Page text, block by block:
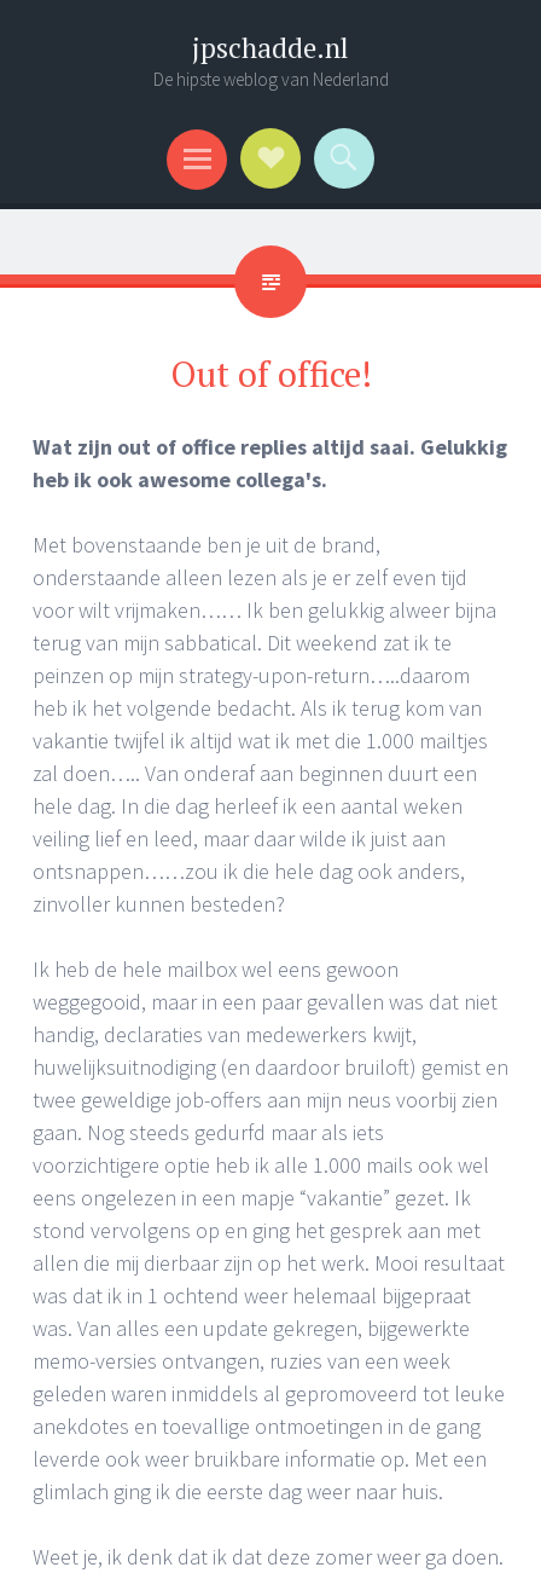
jpschadde.nl
De hipste weblog van Nederland
Menu
Social Links
Search
Out of office!
Wat zijn out of office replies altijd saai. Gelukkig
heb ik ook awesome collega's.
Met bovenstaande ben je uit de brand,
onderstaande alleen lezen als je er zelf even tijd
voor wilt vrijmaken…… Ik ben gelukkig alweer bijna
terug van mijn sabbatical. Dit weekend zat ik te
peinzen op mijn strategy-upon-return…..daarom
heb ik het volgende bedacht. Als ik terug kom van
vakantie twijfel ik altijd wat ik met die 1.000 mailtjes
zal doen….. Van onderaf aan beginnen duurt een
hele dag. In die dag herleef ik een aantal weken
veiling lief en leed, maar daar wilde ik juist aan
ontsnappen……zou ik die hele dag ook anders,
zinvoller kunnen besteden?
Ik heb de hele mailbox wel eens gewoon
weggegooid, maar in een paar gevallen was dat niet
handig, declaraties van medewerkers kwijt,
huwelijksuitnodiging (en daardoor bruiloft) gemist en
twee geweldige job-offers aan mijn neus voorbij zien
gaan. Nog steeds gedurfd maar als iets
voorzichtigere optie heb ik alle 1.000 mails ook wel
eens ongelezen in een mapje “vakantie” gezet. Ik
stond vervolgens op en ging het gesprek aan met
allen die mij dierbaar zijn op het werk. Mooi resultaat
was dat ik in 1 ochtend weer helemaal bijgepraat
was. Van alles een update gekregen, bijgewerkte
memo-versies ontvangen, ruzies van een week
geleden waren inmiddels al gepromoveerd tot leuke
anekdotes en toevallige ontmoetingen in de gang
leverde ook weer bruikbare informatie op. Met een
glimlach ging ik die eerste dag weer naar huis.
Weet je, ik denk dat ik dat deze zomer weer ga doen.